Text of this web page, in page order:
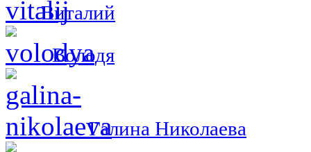
Виталий
Володя
Галина Николаева